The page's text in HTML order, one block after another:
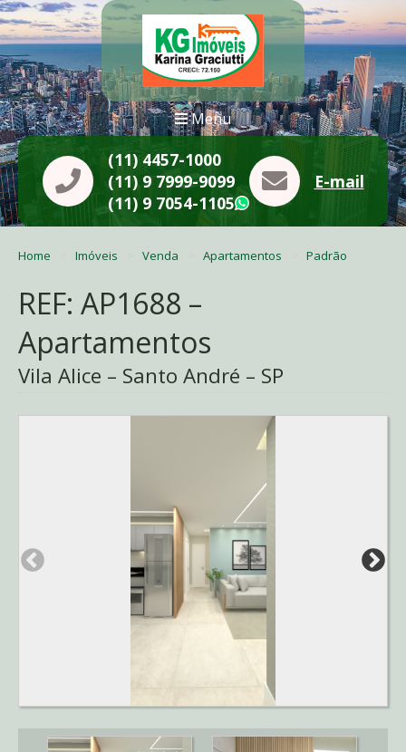
Menu
(11) 4457-1000
(11) 9 7999-9099
(11) 9 7054-1105
WhatsApp
E-mail
Home Imóveis Venda Apartamentos Padrão
REF: AP1688 –
Apartamentos
Vila Alice – Santo André – SP